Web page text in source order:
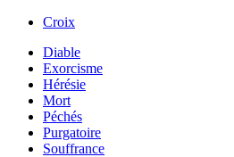
Croix
Diable
Exorcisme
Hérésie
Mort
Péchés
Purgatoire
Souffrance